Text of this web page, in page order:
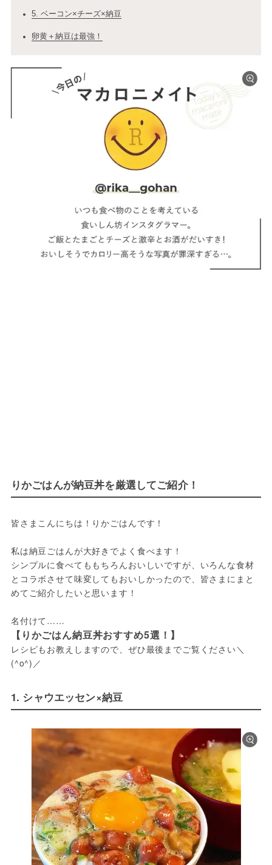
5. ベーコン×チーズ×納豆
卵黄＋納豆は最強！
りかごはんが納豆丼を厳選してご紹介！
皆さまこんにちは！りかごはんです！
私は納豆ごはんが大好きでよく食べます！
シンプルに食べてももちろんおいしいですが、いろんな食材
とコラボさせて味変してもおいしかったので、皆さまにまと
めてご紹介したいと思います！
名付けて……
【りかごはん納豆丼おすすめ5選！】
レシピもお教えしますので、ぜひ最後までご覧ください＼
(^o^)／
1. シャウエッセン×納豆